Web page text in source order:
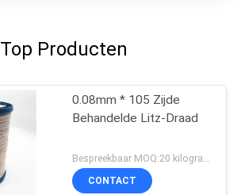
Top Producten
0.08mm * 105 Zijde
Behandelde Litz-Draad
Bespreekbaar MOQ:20 kilogram/Kilogram
CONTACT